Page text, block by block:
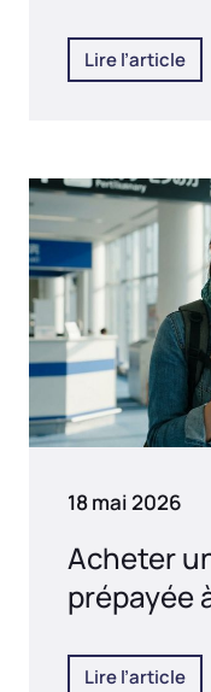
Lire l’article
18 mai 2026
Acheter
prépayée
Lire l’article